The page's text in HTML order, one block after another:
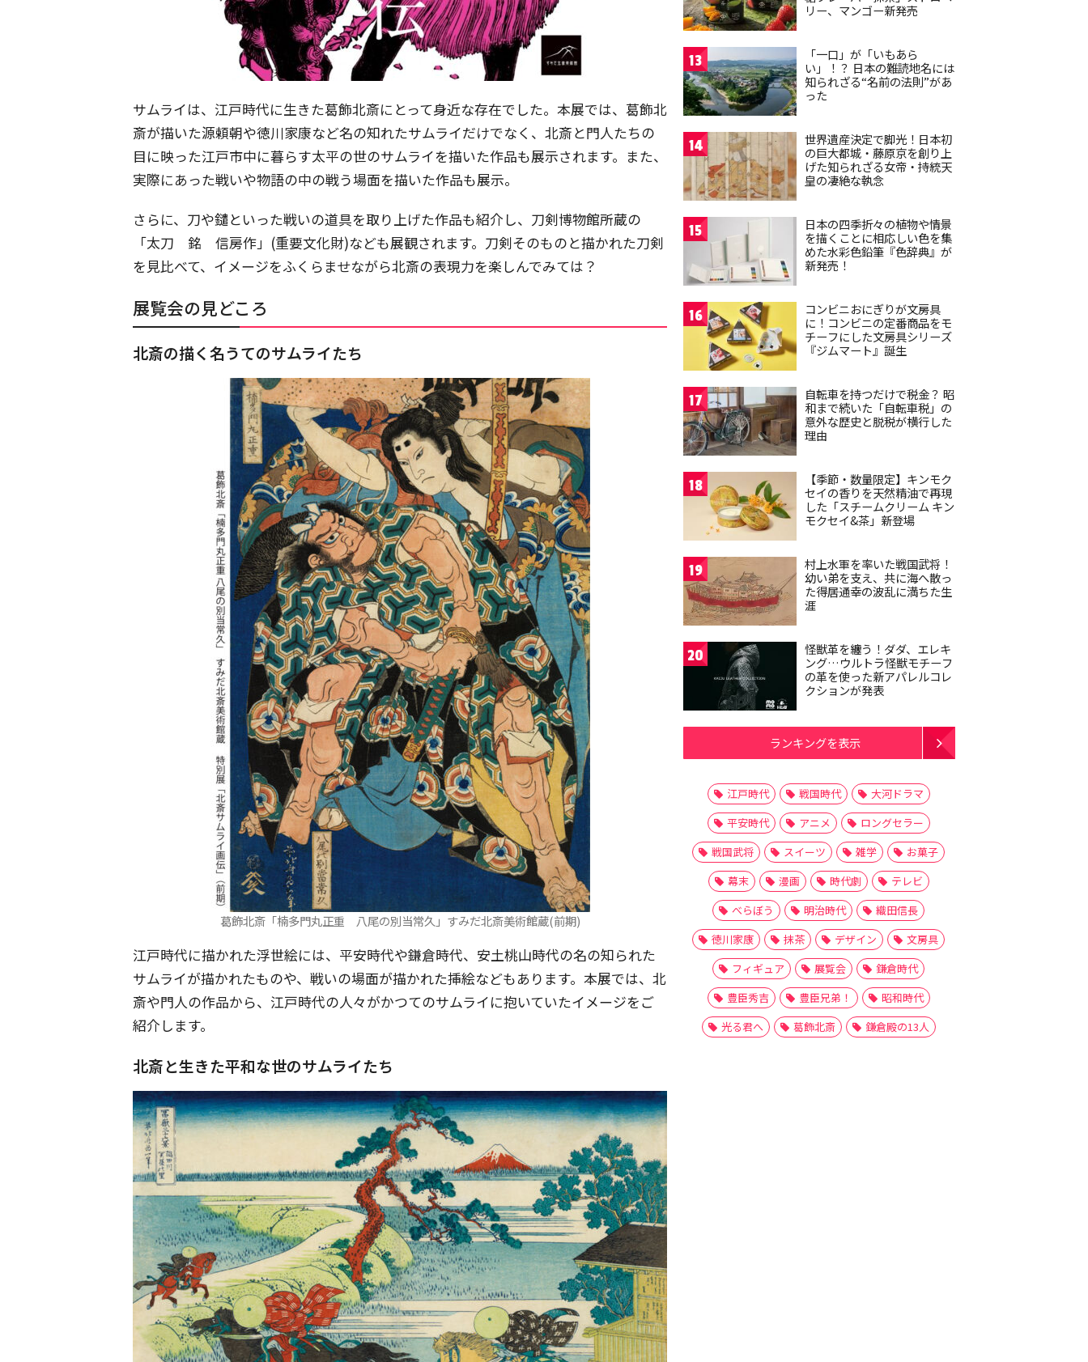
サムライは、江戸時代に生きた葛飾北斎にとって身近な存在でした。本展では、葛飾北
斎が描いた源頼朝や徳川家康など名の知れたサムライだけでなく、北斎と門人たちの
目に映った江戸市中に暮らす太平の世のサムライを描いた作品も展示されます。また、
実際にあった戦いや物語の中の戦う場面を描いた作品も展示。
さらに、刀や鑓といった戦いの道具を取り上げた作品も紹介し、刀剣博物館所蔵の
「太刀 銘 信房作」(重要文化財)なども展観されます。刀剣そのものと描かれた刀剣
を見比べて、イメージをふくらませながら北斎の表現力を楽しんでみては？
展覧会の見どころ
北斎の描く名うてのサムライたち
葛飾北斎「楠多門丸正重 八尾の別当常久」すみだ北斎美術館蔵(前期)
江戸時代に描かれた浮世絵には、平安時代や鎌倉時代、安土桃山時代の名の知られた
サムライが描かれたものや、戦いの場面が描かれた挿絵などもあります。本展では、北
斎や門人の作品から、江戸時代の人々がかつてのサムライに抱いていたイメージをご
紹介します。
北斎と生きた平和な世のサムライたち
リー、マンゴー新発売
13
「一口」が「いもあら
い」！？ 日本の難読地名には
知られざる“名前の法則”があ
った
14
世界遺産決定で脚光！日本初
の巨大都城・藤原京を創り上
げた知られざる女帝・持統天
皇の凄絶な執念
15
日本の四季折々の植物や情景
を描くことに相応しい色を集
めた水彩色鉛筆『色辞典』が
新発売！
16
コンビニおにぎりが文房具
に！コンビニの定番商品をモ
チーフにした文房具シリーズ
『ジムマート』誕生
17
自転車を持つだけで税金？ 昭
和まで続いた「自転車税」の
意外な歴史と脱税が横行した
理由
18
【季節・数量限定】キンモク
セイの香りを天然精油で再現
した「スチームクリーム キン
モクセイ&茶」新登場
19
村上水軍を率いた戦国武将！
幼い弟を支え、共に海へ散っ
た得居通幸の波乱に満ちた生
涯
20
怪獣革を纏う！ダダ、エレキ
ング…ウルトラ怪獣モチーフ
の革を使った新アパレルコレ
クションが発表
ランキングを表示
江戸時代 戦国時代
大河ドラマ
平安時代
アニメ
ロングセラー
戦国武将
スイーツ 雑学
お菓子
幕末
漫画 時代劇
テレビ
べらぼう
明治時代
織田信長
徳川家康
抹茶 デザイン
文房具
フィギュア
展覧会
鎌倉時代
豊臣秀吉
豊臣兄弟！
昭和時代
光る君へ
葛飾北斎 鎌倉殿の13人